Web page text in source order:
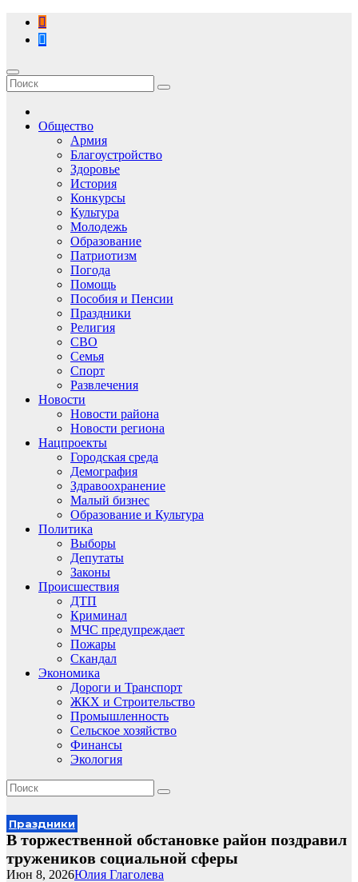
Перейти
содержимому
Общество
Армия
Благоустройство
Здоровье
История
Конкурсы
Культура
Молодежь
Образование
Патриотизм
Погода
Помощь
Пособия и Пенсии
Праздники
Религия
СВО
Семья
Спорт
Развлечения
Новости
Новости района
Новости региона
Нацпроекты
Городская среда
Демография
Здравоохранение
Малый бизнес
Образование и Культура
Политика
Выборы
Депутаты
Законы
Происшествия
ДТП
Криминал
МЧС предупреждает
Пожары
Скандал
Экономика
Дороги и Транспорт
ЖКХ и Строительство
Промышленность
Сельское хозяйство
Финансы
Экология
Праздники
В торжественной обстановке район поздравил
тружеников социальной сферы
Юлия Глаголева
Июн 8, 2026